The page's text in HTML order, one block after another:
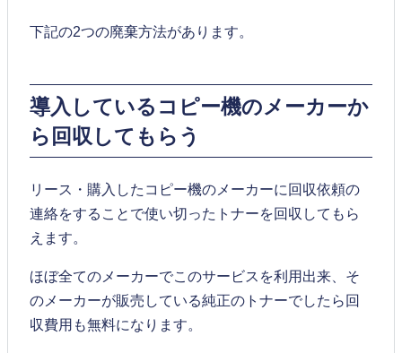
下記の2つの廃棄方法があります。
導入しているコピー機のメーカーか
ら回収してもらう
リース・購入したコピー機のメーカーに回収依頼の
連絡をすることで使い切ったトナーを回収してもら
えます。
ほぼ全てのメーカーでこのサービスを利用出来、そ
のメーカーが販売している純正のトナーでしたら回
収費用も無料になります。